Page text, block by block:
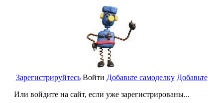
Зарегистрируйтесь
Или войдите на сайт, если уже зарегистрированы...
Войти Добавьте самоделку Добавьте